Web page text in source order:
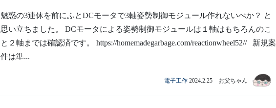
魅惑の3連休を前にふとDCモータで3軸姿勢制御モジュール作れないべか？ と
思い立ちました。 DCモータによる姿勢制御モジュールは１軸はもちろんのこ
と２軸までは確認済です。 https://homemadegarbage.com/reactionwheel52// 新規案
件は準...
電子工作 2024.2.25 お父ちゃん